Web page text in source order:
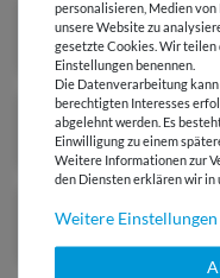
personalisieren, Medien
unsere Website zu
gesetzte Cookies. Wir
Einstellungen benennen.
Die Datenverarbeitung
berechtigten Interesses
abgelehnt werden. Es
Einwilligung zu einem
Weitere Informationen zur
den Diensten erklären wir in
Weitere Einstellungen